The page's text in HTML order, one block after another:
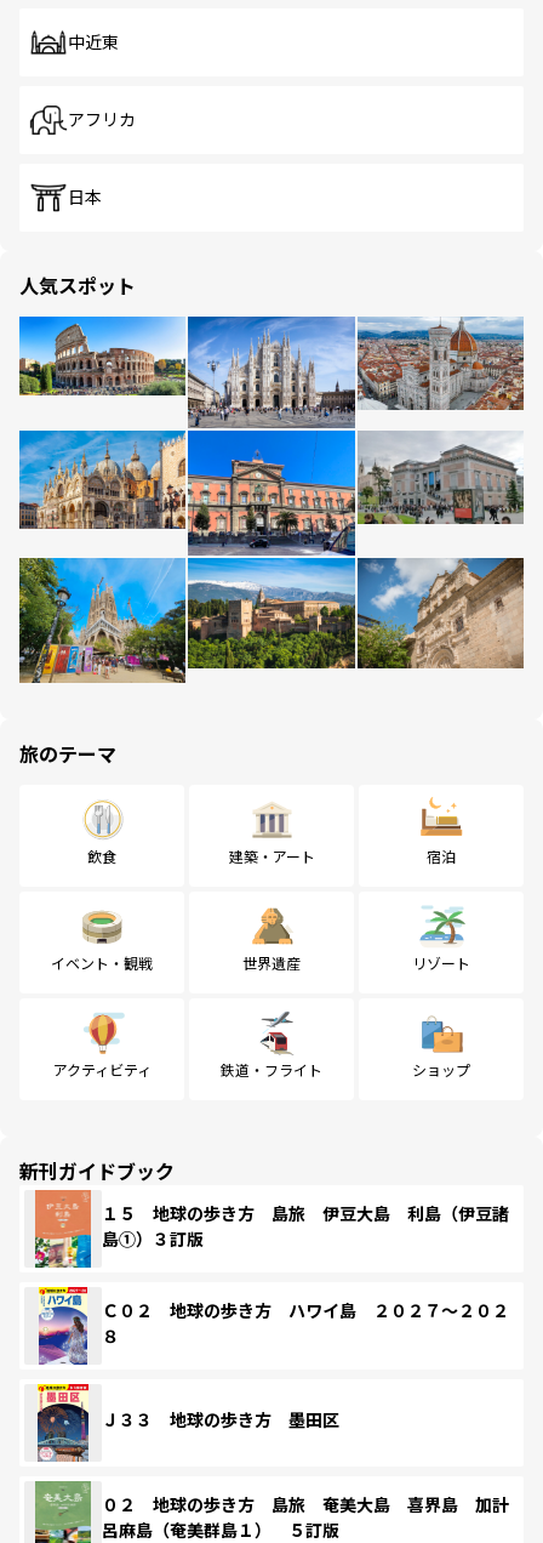
中近東
アフリカ
日本
人気スポット
旅のテーマ
飲食 建築・アート 宿泊
イベント・観戦 世界遺産 リゾート
アクティビティ 鉄道・フライト ショップ
新刊ガイドブック
１５ 地球の歩き方 島旅 伊豆大島 利島（伊豆諸
島①）３訂版
Ｃ０２ 地球の歩き方 ハワイ島 ２０２７～２０２
８
Ｊ３３ 地球の歩き方 墨田区
０２ 地球の歩き方 島旅 奄美大島 喜界島 加計
呂麻島（奄美群島１） ５訂版